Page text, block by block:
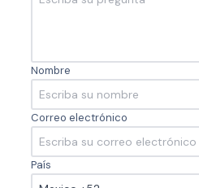
Nombre
Correo electrónico
País